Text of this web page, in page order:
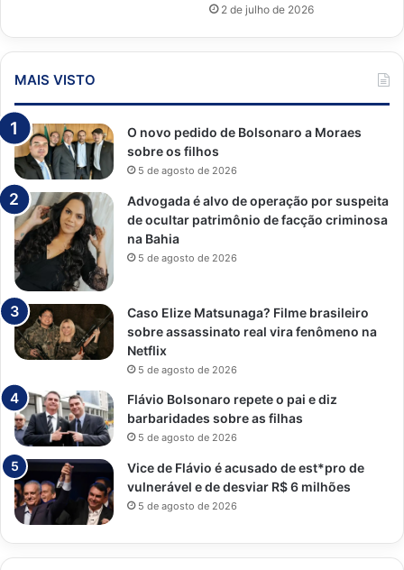
2 de julho de 2026
MAIS VISTO
O novo pedido de Bolsonaro a Moraes
sobre os filhos
5 de agosto de 2026
Advogada é alvo de operação por suspeita
de ocultar patrimônio de facção criminosa
na Bahia
5 de agosto de 2026
Caso Elize Matsunaga? Filme brasileiro
sobre assassinato real vira fenômeno na
Netflix
5 de agosto de 2026
Flávio Bolsonaro repete o pai e diz
barbaridades sobre as filhas
5 de agosto de 2026
Vice de Flávio é acusado de est*pro de
vulnerável e de desviar R$ 6 milhões
5 de agosto de 2026